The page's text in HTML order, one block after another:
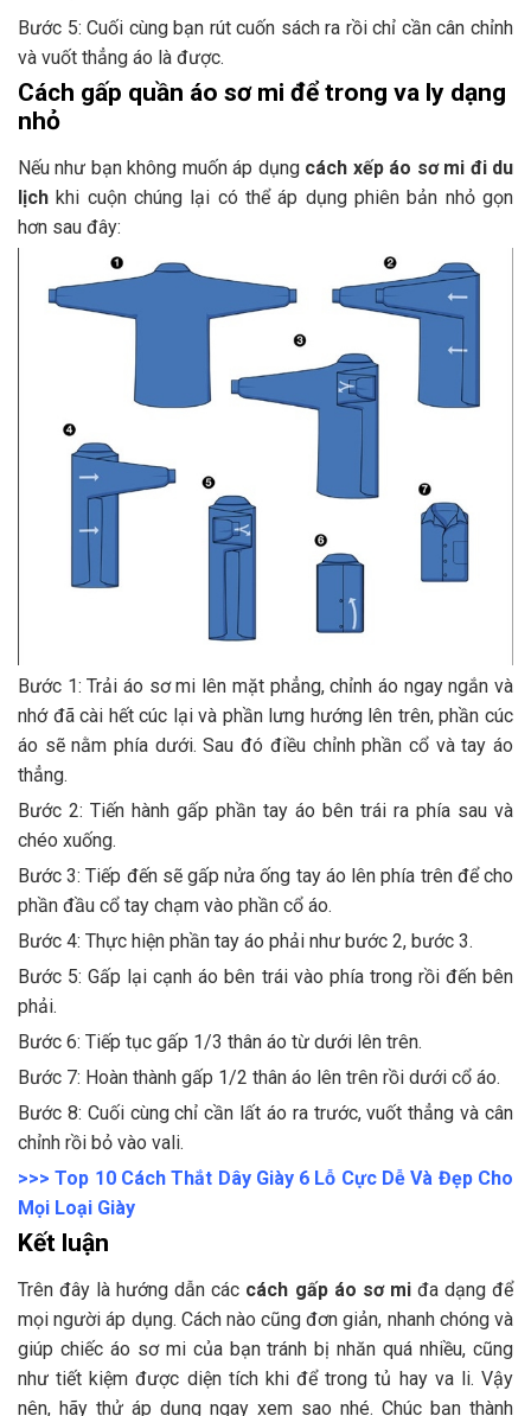
Bước 5: Cuối cùng bạn rút cuốn sách ra rồi chỉ cần cân chỉnh
và vuốt thẳng áo là được.
Cách gấp quần áo sơ mi để trong va ly dạng
nhỏ
Nếu như bạn không muốn áp dụng cách xếp áo sơ mi đi du
lịch khi cuộn chúng lại có thể áp dụng phiên bản nhỏ gọn
hơn sau đây:
Bước 1: Trải áo sơ mi lên mặt phẳng, chỉnh áo ngay ngắn và
nhớ đã cài hết cúc lại và phần lưng hướng lên trên, phần cúc
áo sẽ nằm phía dưới. Sau đó điều chỉnh phần cổ và tay áo
thẳng.
Bước 2: Tiến hành gấp phần tay áo bên trái ra phía sau và
chéo xuống.
Bước 3: Tiếp đến sẽ gấp nửa ống tay áo lên phía trên để cho
phần đầu cổ tay chạm vào phần cổ áo.
Bước 4: Thực hiện phần tay áo phải như bước 2, bước 3.
Bước 5: Gấp lại cạnh áo bên trái vào phía trong rồi đến bên
phải.
Bước 6: Tiếp tục gấp 1/3 thân áo từ dưới lên trên.
Bước 7: Hoàn thành gấp 1/2 thân áo lên trên rồi dưới cổ áo.
Bước 8: Cuối cùng chỉ cần lất áo ra trước, vuốt thẳng và cân
chỉnh rồi bỏ vào vali.
>>>Top 10 Cách Thắt Dây Giày 6 Lỗ Cực Dễ Và Đẹp Cho
Mọi Loại Giày
Kết luận
Trên đây là hướng dẫn các cách gấp áo sơ miđa dạng để
mọi người áp dụng. Cách nào cũng đơn giản, nhanh chóng và
giúp chiếc áo sơ mi của bạn tránh bị nhăn quá nhiều, cũng
như tiết kiệm được diện tích khi để trong tủ hay va li. Vậy
nên, hãy thử áp dụng ngay xem sao nhé. Chúc bạn thành